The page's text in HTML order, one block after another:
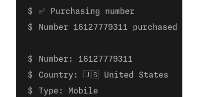
✅ Purchasing number
Number 16127779311 purchased
Number: 16127779311
Country: 🇺🇸 United States
Type: Mobile